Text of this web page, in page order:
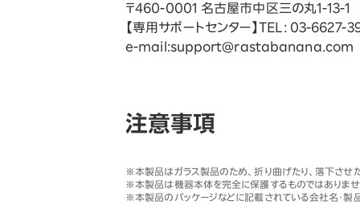
〒460-0001 名古屋市中区三の丸1-13-1
【専用サポートセンター】TEL: 03-6627-
e-mail:support@rastabanana.com
注意事項
※本製品はガラス製品のため、折り曲げたり、落下さ
※本製品は機器本体を完全に保護するものではありま
※本製品のパッケージなどに記載されている会社名・